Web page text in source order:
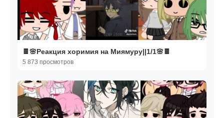
🍫🌸Реакция хоримия на Миямуру||1/1🌸🍫
5 873 просмотров